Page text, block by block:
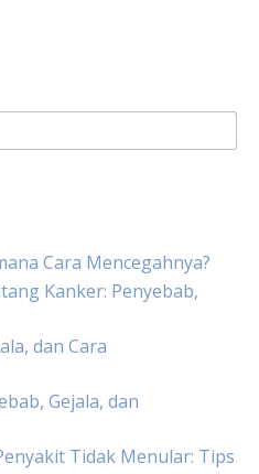
Cara Mencegahnya?
Kanker: Penyebab,
dan Cara
Gejala, dan
Tidak Menular: Tips